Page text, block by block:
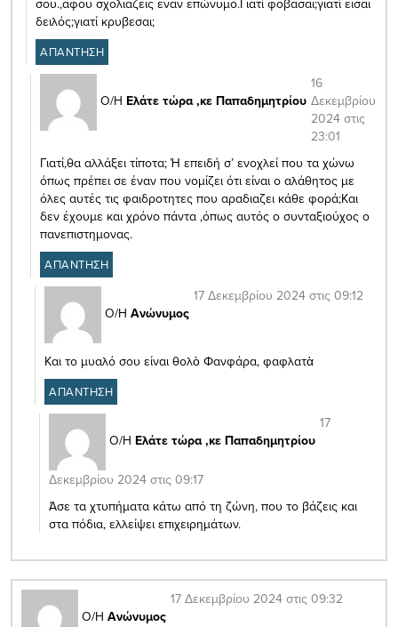
σου.,αφου σχολιαζεις εναν επώνυμο.Γιατί φοβασαι;γιατί εισαι
δειλός;γιατί κρυβεσαι;
ΑΠΑΝΤΗΣΗ
Ο/Η Ελάτε τώρα ,κε Παπαδημητρίου
16
Δεκεμβρίου
2024 στις
23:01
Γιατί,θα αλλάξει τίποτα; Ή επειδή σ’ ενοχλεί που τα χώνω
όπως πρέπει σε έναν που νομίζει ότι είναι ο αλάθητος με
όλες αυτές τις φαιδροτητες που αραδιαζει κάθε φορά;Και
δεν έχουμε και χρόνο πάντα ,όπως αυτός ο συνταξιούχος ο
πανεπιστημονας.
ΑΠΑΝΤΗΣΗ
Ο/Η Ανώνυμος
17 Δεκεμβρίου 2024 στις 09:12
Και το μυαλό σου είναι θολὸ Φανφάρα, φαφλατὰ
ΑΠΑΝΤΗΣΗ
Ο/Η Ελάτε τώρα ,κε Παπαδημητρίου
17
Δεκεμβρίου 2024 στις 09:17
Άσε τα χτυπήματα κάτω από τη ζώνη, που το βάζεις και
στα πόδια, ελλείψει επιχειρημάτων.
Ο/Η Ανώνυμος
17 Δεκεμβρίου 2024 στις 09:32